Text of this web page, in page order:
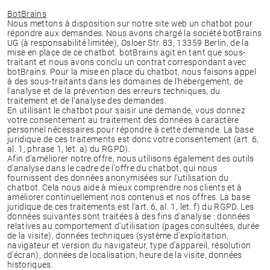
BotBrains
Nous mettons à disposition sur notre site web un chatbot pour
répondre aux demandes. Nous avons chargé la société botBrains
UG (à responsabilité limitée), Osloer Str. 83, 13359 Berlin, de la
mise en place de ce chatbot. botBrains agit en tant que sous-
traitant et nous avons conclu un contrat correspondant avec
botBrains. Pour la mise en place du chatbot, nous faisons appel
à des sous-traitants dans les domaines de l'hébergement, de
l'analyse et de la prévention des erreurs techniques, du
traitement et de l'analyse des demandes.
En utilisant le chatbot pour saisir une demande, vous donnez
votre consentement au traitement des données à caractère
personnel nécessaires pour répondre à cette demande. La base
juridique de ces traitements est donc votre consentement (art. 6,
al. 1, phrase 1, let. a) du RGPD).
Afin d'améliorer notre offre, nous utilisons également des outils
d'analyse dans le cadre de l'offre du chatbot, qui nous
fournissent des données anonymisées sur l'utilisation du
chatbot. Cela nous aide à mieux comprendre nos clients et à
améliorer continuellement nos contenus et nos offres. La base
juridique de ces traitements est l'art. 6, al. 1, let. f) du RGPD. Les
données suivantes sont traitées à des fins d'analyse :‍ données
relatives au comportement d'utilisation (pages consultées, durée
de la visite), données techniques (système d'exploitation,
navigateur et version du navigateur, type d'appareil, résolution
d'écran), données de localisation, heure de la visite, données
historiques.